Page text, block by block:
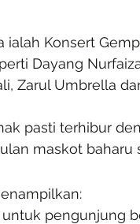
ialah Konsert
Dayang
Zarul Umbrella
pasti terhibur
maskot baharu
pengunjung